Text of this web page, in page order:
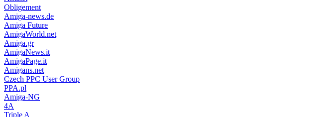
Obligement
Amiga-news.de
Amiga Future
AmigaWorld.net
Amiga.gr
AmigaNews.it
AmigaPage.it
Amigans.net
Czech PPC User Group
PPA.pl
Amiga-NG
4A
Triple A